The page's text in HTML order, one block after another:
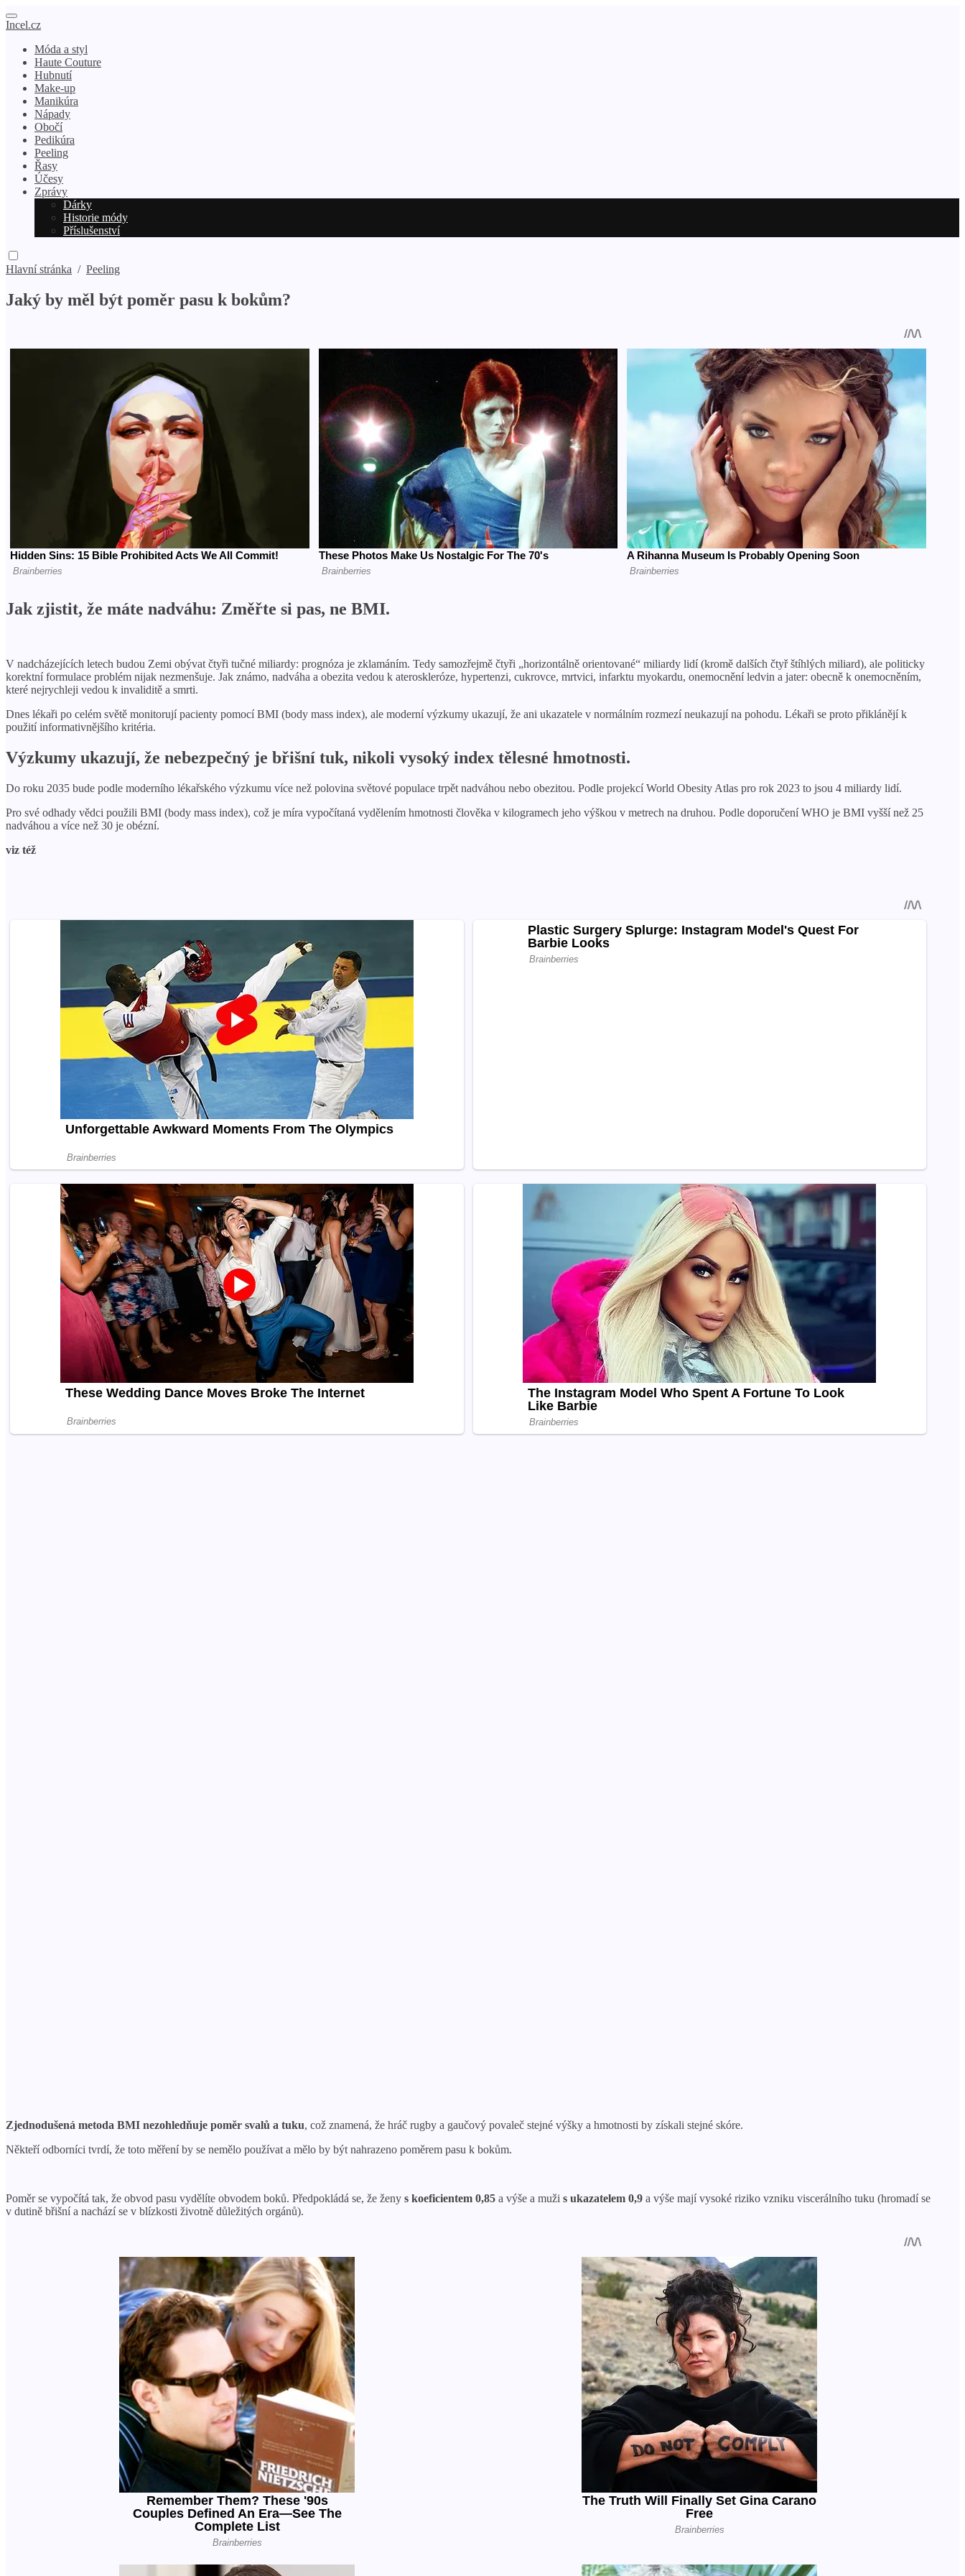
Incel.cz
Móda a styl
Haute Couture
Hubnutí
Make-up
Manikúra
Nápady
Obočí
Pedikúra
Peeling
Řasy
Účesy
Zprávy
Dárky
Historie módy
Příslušenství
Hlavní stránka / Peeling
Jaký by měl být poměr pasu k bokům?
Jak zjistit, že máte nadváhu: Změřte si pas, ne BMI.
V nadcházejících letech budou Zemi obývat čtyři tučné miliardy: prognóza je zklamáním. Tedy samozřejmě čtyři „horizontálně orientované“ miliardy lidí (kromě dalších čtyř štíhlých miliard), ale politicky
korektní formulace problém nijak nezmenšuje. Jak známo, nadváha a obezita vedou k ateroskleróze, hypertenzi, cukrovce, mrtvici, infarktu myokardu, onemocnění ledvin a jater: obecně k onemocněním,
které nejrychleji vedou k invaliditě a smrti.
Dnes lékaři po celém světě monitorují pacienty pomocí BMI (body mass index), ale moderní výzkumy ukazují, že ani ukazatele v normálním rozmezí neukazují na pohodu. Lékaři se proto přiklánějí k
použití informativnějšího kritéria.
Výzkumy ukazují, že nebezpečný je břišní tuk, nikoli vysoký index tělesné hmotnosti.
Do roku 2035 bude podle moderního lékařského výzkumu více než polovina světové populace trpět nadváhou nebo obezitou. Podle projekcí World Obesity Atlas pro rok 2023 to jsou 4 miliardy lidí.
Pro své odhady vědci použili BMI (body mass index), což je míra vypočítaná vydělením hmotnosti člověka v kilogramech jeho výškou v metrech na druhou. Podle doporučení WHO je BMI vyšší než 25
nadváhou a více než 30 je obézní.
viz též
Zjednodušená metoda BMI nezohledňuje poměr svalů a tuku, což znamená, že hráč rugby a gaučový povaleč stejné výšky a hmotnosti by získali stejné skóre.
Někteří odborníci tvrdí, že toto měření by se nemělo používat a mělo by být nahrazeno poměrem pasu k bokům.
Poměr se vypočítá tak, že obvod pasu vydělíte obvodem boků. Předpokládá se, že ženy s koeficientem 0,85 a výše a muži s ukazatelem 0,9 a výše mají vysoké riziko vzniku viscerálního tuku (hromadí se
v dutině břišní a nachází se v blízkosti životně důležitých orgánů).